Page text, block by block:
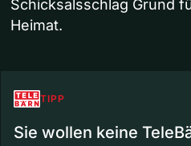
Schicksalsschlag Grund
Heimat.
TIPP
Sie wollen keine